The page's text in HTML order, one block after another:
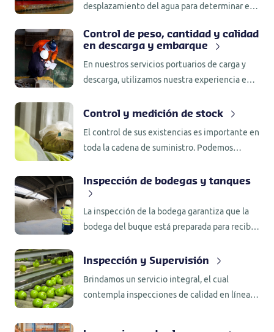
desplazamiento del agua para determinar el
Control de peso, cantidad y calidad
en descarga y embarque
En nuestros servicios portuarios de carga y
descarga, utilizamos nuestra experiencia en
cumplir las obligaciones contractuales o la
Control y medición de stock
El control de sus existencias es importante en
toda la cadena de suministro. Podemos
inspecciones puntuales periódicas en las que
vigilamos los movimientos y el estado de sus
mercancías.
Inspección de bodegas y tanques
La inspección de la bodega garantiza que la
bodega del buque está preparada para recibir
inspecciones de las escotillas para evitar un
Inspección y Supervisión
Brindamos un servicio integral, el cual
contempla inspecciones de calidad en línea